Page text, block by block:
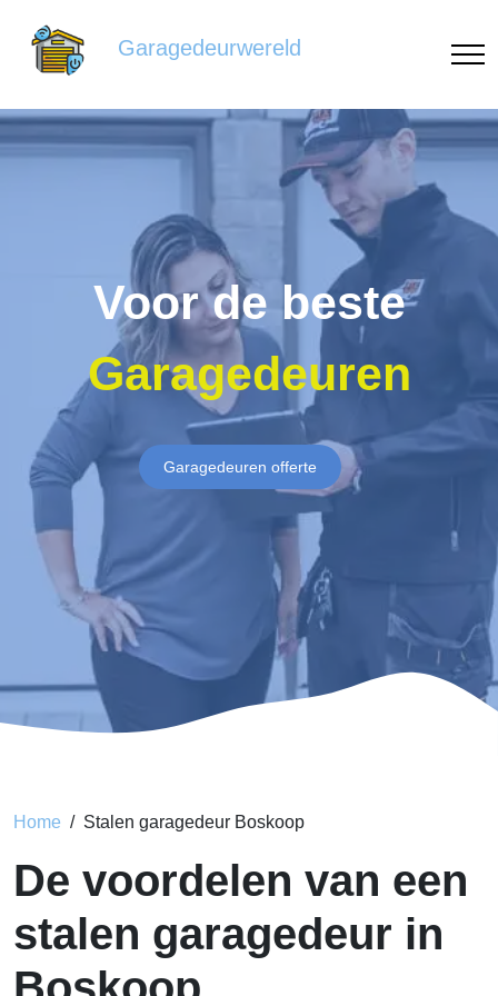
Garagedeurwereld
Voor de beste
Garagedeuren
Garagedeuren offerte
Home Stalen garagedeur Boskoop
De voordelen van een
stalen garagedeur in